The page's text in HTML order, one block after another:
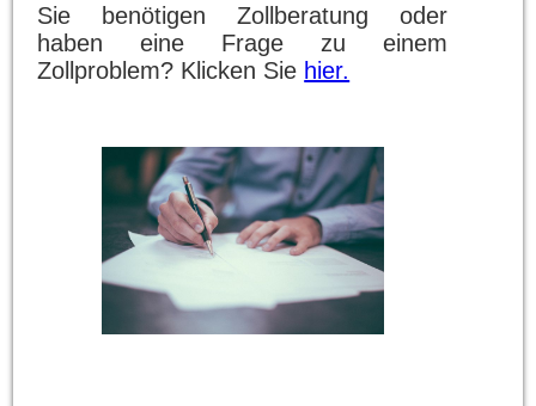
Sie benötigen Zollberatung oder
haben eine Frage zu einem
Zollproblem? Klicken Sie hier.